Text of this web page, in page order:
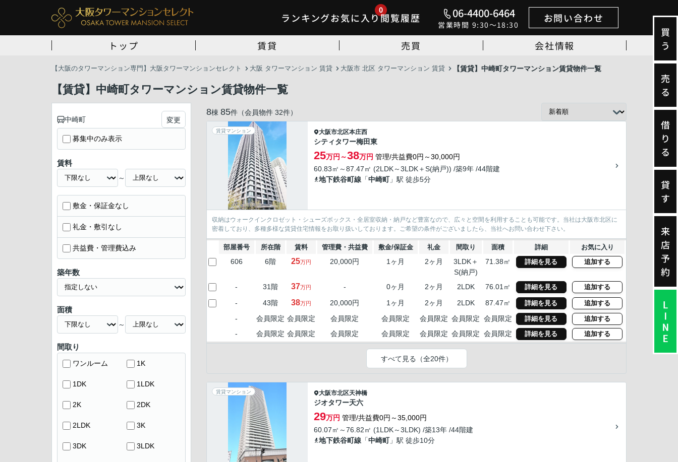
ランキングお気に入り
0
閲覧履歴 06-4400-6464
営業時間 9:30～18:30
お問い合わせ
トップ 賃貸 売買 会社情報
【大阪のタワーマンション専門】大阪タワーマンションセレクト 大阪 タワーマンション 賃貸 大阪市 北区 タワーマンション 賃貸 【賃貸】中崎町タワーマンション賃貸物件一覧
【賃貸】中崎町タワーマンション賃貸物件一覧
8棟 85件（会員物件 32件）
賃貸マンション 大阪市北区本庄西
シティタワー梅田東
25万円～38万円 管理/共益費0円～30,000円
60.83㎡～87.47㎡ (2LDK～3LDK＋S(納戸)) /築9年 /44階建
地下鉄谷町線 「中崎町」駅 徒歩5分
収納はウォークインクロゼット・シューズボックス・全居室収納・納戸など豊富なので、広々と空間を利用することも可能です。当社は大阪市北区に
密着しており、多種多様な賃貸住宅情報をお取り扱いしております。ご希望の条件がございましたら、当社へお問い合わせ下さい。
部屋番号 所在階 賃料 管理費・共益費 敷金/保証金 礼金 間取り 面積 詳細 お気に入り
606 6階 25万円 20,000円 1ヶ月 2ヶ月
3LDK＋
S(納戸)
71.38㎡ 詳細を見る 追加する
- 31階 37万円 - 0ヶ月 2ヶ月 2LDK 76.01㎡ 詳細を見る 追加する
- 43階 38万円 20,000円 1ヶ月 2ヶ月 2LDK 87.47㎡ 詳細を見る 追加する
- 会員限定 会員限定 会員限定 会員限定 会員限定 会員限定 会員限定 詳細を見る 追加する
- 会員限定 会員限定 会員限定 会員限定 会員限定 会員限定 会員限定 詳細を見る 追加する
すべて見る（全20件）
賃貸マンション 大阪市北区天神橋
ジオタワー天六
29万円 管理/共益費0円～35,000円
60.07㎡～76.82㎡ (1LDK～3LDK) /築13年 /44階建
地下鉄谷町線 「中崎町」駅 徒歩10分
中崎町 変更
募集中のみ表示
賃料
～
敷金・保証金なし
礼金・敷引なし
共益費・管理費込み
築年数
面積
～
間取り
ワンルーム 1K
1DK 1LDK
2K 2DK
2LDK 3K
3DK 3LDK
買
う
売
る
借
り
る
貸
す
来
店
予
約